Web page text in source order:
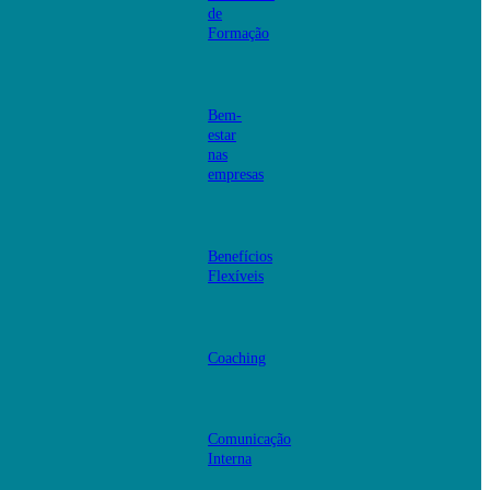
de
Formação
Bem-
estar
nas
empresas
Benefícios
Flexíveis
Coaching
Comunicação
Interna